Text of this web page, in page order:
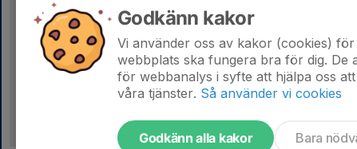
12. Avesta AIK
Godkänn kakor
Vi använder oss av kakor (cookies)
webbplats ska fungera bra för dig. De
för webbanalys i syfte att hjälpa oss
våra tjänster. Så använder vi cookies
Godkänn alla kakor Bara